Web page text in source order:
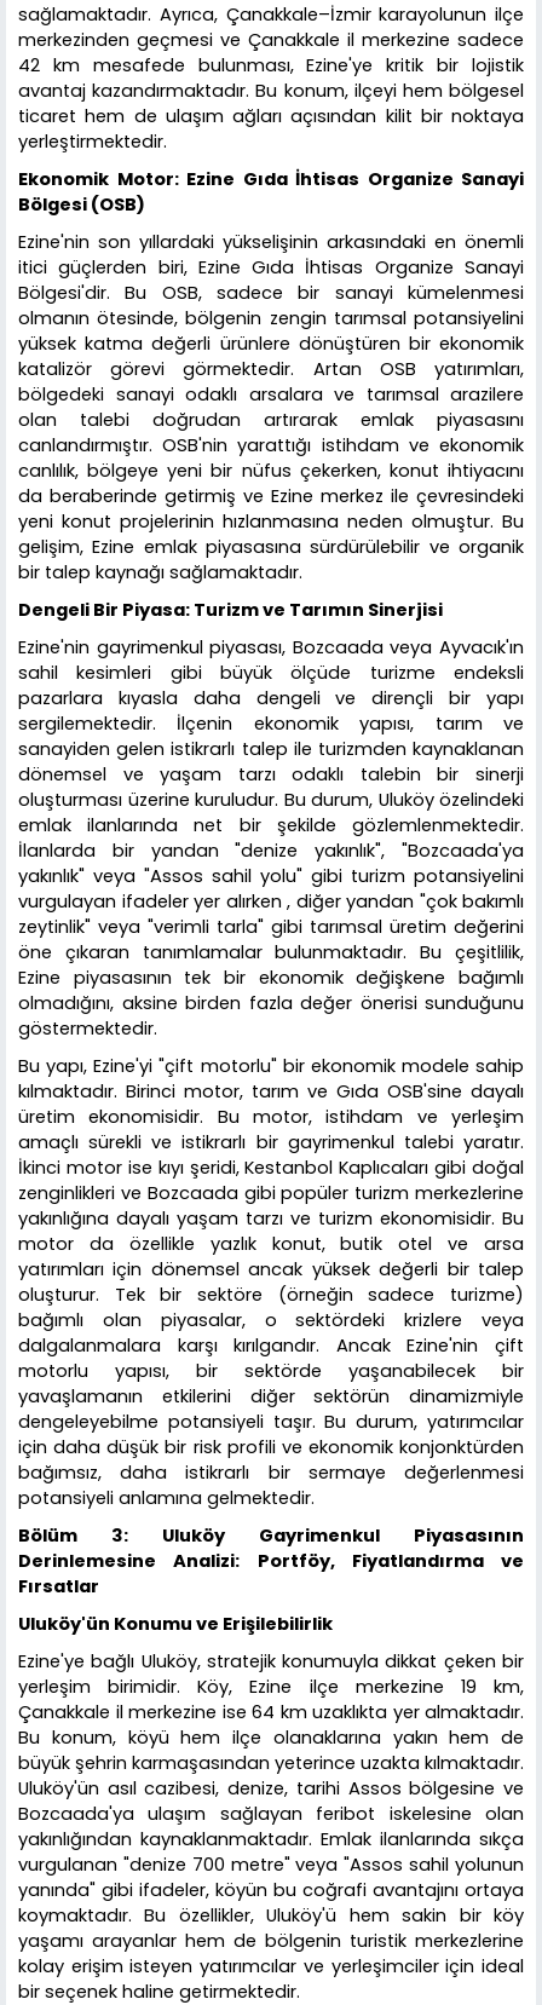
sağlamaktadır. Ayrıca, Çanakkale–İzmir karayolunun ilçe
merkezinden geçmesi ve Çanakkale il merkezine sadece
42 km mesafede bulunması, Ezine'ye kritik bir lojistik
avantaj kazandırmaktadır. Bu konum, ilçeyi hem bölgesel
ticaret hem de ulaşım ağları açısından kilit bir noktaya
yerleştirmektedir.
Ekonomik Motor: Ezine Gıda İhtisas Organize Sanayi
Bölgesi (OSB)
Ezine'nin son yıllardaki yükselişinin arkasındaki en önemli
itici güçlerden biri, Ezine Gıda İhtisas Organize Sanayi
Bölgesi'dir. Bu OSB, sadece bir sanayi kümelenmesi
olmanın ötesinde, bölgenin zengin tarımsal potansiyelini
yüksek katma değerli ürünlere dönüştüren bir ekonomik
katalizör görevi görmektedir. Artan OSB yatırımları,
bölgedeki sanayi odaklı arsalara ve tarımsal arazilere
olan talebi doğrudan artırarak emlak piyasasını
canlandırmıştır. OSB'nin yarattığı istihdam ve ekonomik
canlılık, bölgeye yeni bir nüfus çekerken, konut ihtiyacını
da beraberinde getirmiş ve Ezine merkez ile çevresindeki
yeni konut projelerinin hızlanmasına neden olmuştur. Bu
gelişim, Ezine emlak piyasasına sürdürülebilir ve organik
bir talep kaynağı sağlamaktadır.
Dengeli Bir Piyasa: Turizm ve Tarımın Sinerjisi
Ezine'nin gayrimenkul piyasası, Bozcaada veya Ayvacık'ın
sahil kesimleri gibi büyük ölçüde turizme endeksli
pazarlara kıyasla daha dengeli ve dirençli bir yapı
sergilemektedir. İlçenin ekonomik yapısı, tarım ve
sanayiden gelen istikrarlı talep ile turizmden kaynaklanan
dönemsel ve yaşam tarzı odaklı talebin bir sinerji
oluşturması üzerine kuruludur. Bu durum, Uluköy özelindeki
emlak ilanlarında net bir şekilde gözlemlenmektedir.
İlanlarda bir yandan "denize yakınlık", "Bozcaada'ya
yakınlık" veya "Assos sahil yolu" gibi turizm potansiyelini
vurgulayan ifadeler yer alırken , diğer yandan "çok bakımlı
zeytinlik" veya "verimli tarla" gibi tarımsal üretim değerini
öne çıkaran tanımlamalar bulunmaktadır. Bu çeşitlilik,
Ezine piyasasının tek bir ekonomik değişkene bağımlı
olmadığını, aksine birden fazla değer önerisi sunduğunu
göstermektedir.
Bu yapı, Ezine'yi "çift motorlu" bir ekonomik modele sahip
kılmaktadır. Birinci motor, tarım ve Gıda OSB'sine dayalı
üretim ekonomisidir. Bu motor, istihdam ve yerleşim
amaçlı sürekli ve istikrarlı bir gayrimenkul talebi yaratır.
İkinci motor ise kıyı şeridi, Kestanbol Kaplıcaları gibi doğal
zenginlikleri ve Bozcaada gibi popüler turizm merkezlerine
yakınlığına dayalı yaşam tarzı ve turizm ekonomisidir. Bu
motor da özellikle yazlık konut, butik otel ve arsa
yatırımları için dönemsel ancak yüksek değerli bir talep
oluşturur. Tek bir sektöre (örneğin sadece turizme)
bağımlı olan piyasalar, o sektördeki krizlere veya
dalgalanmalara karşı kırılgandır. Ancak Ezine'nin çift
motorlu yapısı, bir sektörde yaşanabilecek bir
yavaşlamanın etkilerini diğer sektörün dinamizmiyle
dengeleyebilme potansiyeli taşır. Bu durum, yatırımcılar
için daha düşük bir risk profili ve ekonomik konjonktürden
bağımsız, daha istikrarlı bir sermaye değerlenmesi
potansiyeli anlamına gelmektedir.
Bölüm 3: Uluköy Gayrimenkul Piyasasının
Derinlemesine Analizi: Portföy, Fiyatlandırma ve
Fırsatlar
Uluköy'ün Konumu ve Erişilebilirlik
Ezine'ye bağlı Uluköy, stratejik konumuyla dikkat çeken bir
yerleşim birimidir. Köy, Ezine ilçe merkezine 19 km,
Çanakkale il merkezine ise 64 km uzaklıkta yer almaktadır.
Bu konum, köyü hem ilçe olanaklarına yakın hem de
büyük şehrin karmaşasından yeterince uzakta kılmaktadır.
Uluköy'ün asıl cazibesi, denize, tarihi Assos bölgesine ve
Bozcaada'ya ulaşım sağlayan feribot iskelesine olan
yakınlığından kaynaklanmaktadır. Emlak ilanlarında sıkça
vurgulanan "denize 700 metre" veya "Assos sahil yolunun
yanında" gibi ifadeler, köyün bu coğrafi avantajını ortaya
koymaktadır. Bu özellikler, Uluköy'ü hem sakin bir köy
yaşamı arayanlar hem de bölgenin turistik merkezlerine
kolay erişim isteyen yatırımcılar ve yerleşimciler için ideal
bir seçenek haline getirmektedir.